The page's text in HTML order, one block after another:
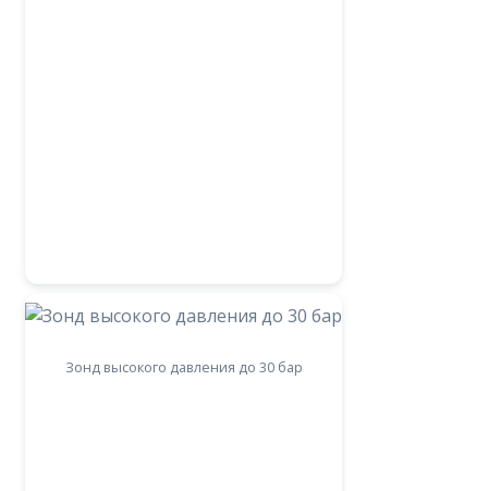
Зонд высокого давления до 30 бар